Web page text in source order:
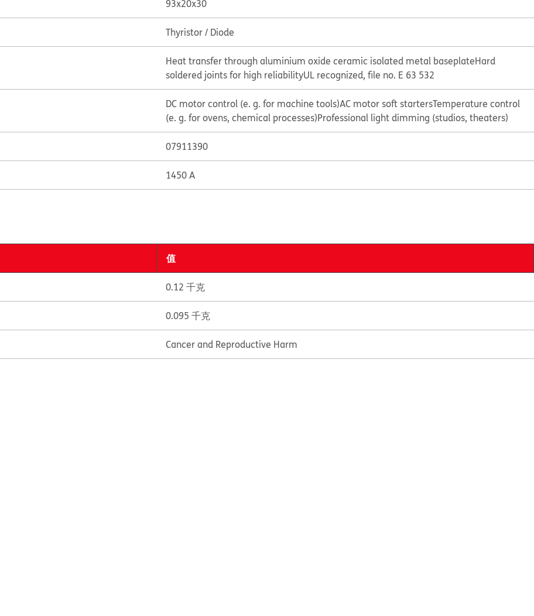
93x20x30
Thyristor / Diode
Heat transfer through aluminium oxide ceramic isolated metal baseplateHard
soldered joints for high reliabilityUL recognized, file no. E 63 532
DC motor control (e. g. for machine tools)AC motor soft startersTemperature control
(e. g. for ovens, chemical processes)Professional light dimming (studios, theaters)
07911390
1450 A
值
0.12 千克
0.095 千克
Cancer and Reproductive Harm